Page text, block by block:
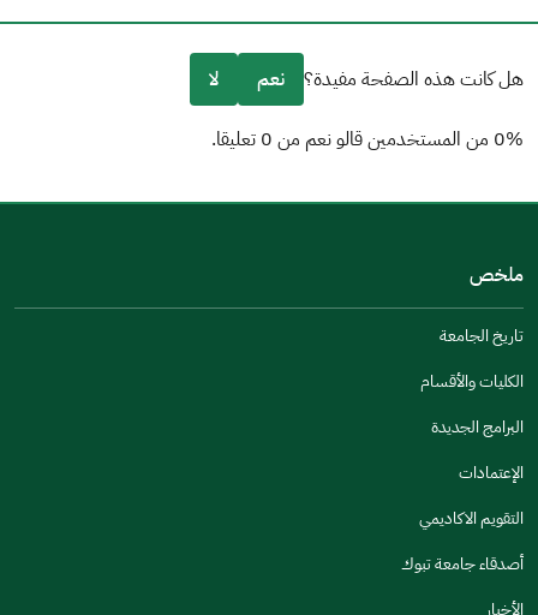
هل كانت هذه الصفحة مفيدة؟ نعم لا
0% من المستخدمين قالو نعم من 0 تعليقا.
مكتوبة بشكل جيد
الإجابات كانت مرتبطة
تصميمه يجعله سهل القراءة
أخرى
جنس
ملخص
تاريخ الجامعة
الكليات والأقسام
البرامج الجديدة
الإعتمادات
التقويم الاكاديمي
أصدقاء جامعة تبوك
الأخبار